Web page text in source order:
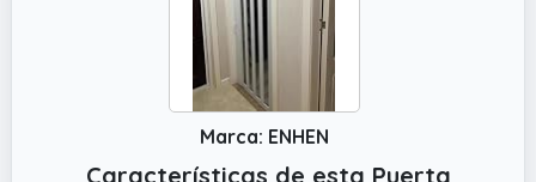
Marca: ENHEN
Características de esta Puerta